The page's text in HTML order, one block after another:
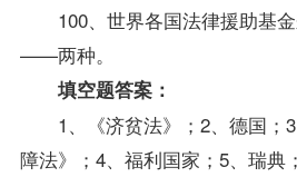
100、世界各国法律援助基
——两种。
填空题答案：
1、《济贫法》；2、德国；3
障法》；4、福利国家；5、瑞典